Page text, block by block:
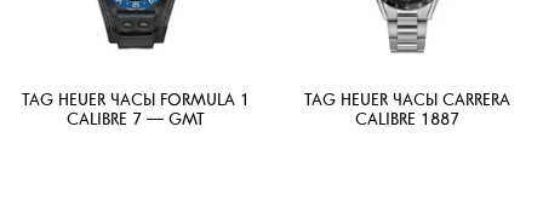
TAG HEUER ЧАСЫ FORMULA 1
CALIBRE 7 — GMT
TAG HEUER ЧАСЫ CARRERA
CALIBRE 1887